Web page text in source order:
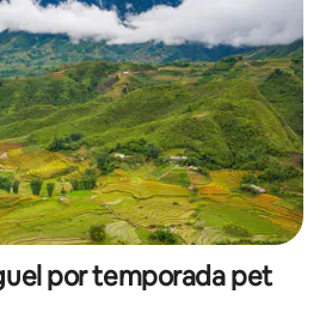
por temporada pet